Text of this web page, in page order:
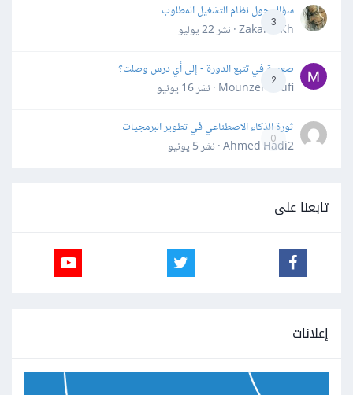
3
سؤال حول نظام التشغيل المطلوب
Zakaria Kh · نشر
22 يوليو
2
صعوبة في تتبع الدورة - إلى أي درس وصلت؟
Mounzer Soufi · نشر
16 يونيو
0
ثورة الذكاء الاصطناعي في تطوير البرمجيات
Ahmed Hadi2 · نشر
5 يونيو
تابعنا على
إعلانات